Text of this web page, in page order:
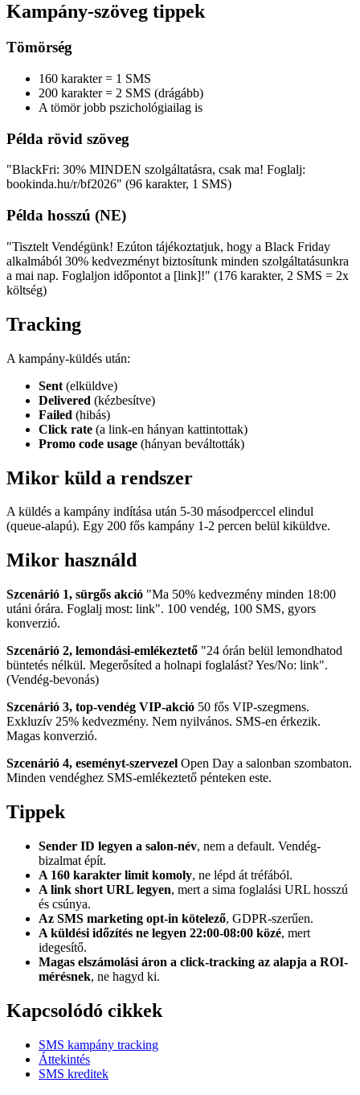
Kampány-szöveg tippek
Tömörség
160 karakter = 1 SMS
200 karakter = 2 SMS (drágább)
A tömör jobb pszichológiailag is
Példa rövid szöveg
"BlackFri: 30% MINDEN szolgáltatásra, csak ma! Foglalj:
bookinda.hu/r/bf2026" (96 karakter, 1 SMS)
Példa hosszú (NE)
"Tisztelt Vendégünk! Ezúton tájékoztatjuk, hogy a Black Friday
alkalmából 30% kedvezményt biztosítunk minden szolgáltatásunkra
a mai nap. Foglaljon időpontot a [link]!" (176 karakter, 2 SMS = 2x
költség)
Tracking
A kampány-küldés után:
Sent (elküldve)
Delivered (kézbesítve)
Failed (hibás)
Click rate (a link-en hányan kattintottak)
Promo code usage (hányan beváltották)
Mikor küld a rendszer
A küldés a kampány indítása után 5-30 másodperccel elindul
(queue-alapú). Egy 200 fős kampány 1-2 percen belül kiküldve.
Mikor használd
Szcenárió 1, sürgős akció "Ma 50% kedvezmény minden 18:00
utáni órára. Foglalj most: link". 100 vendég, 100 SMS, gyors
konverzió.
Szcenárió 2, lemondási-emlékeztető "24 órán belül lemondhatod
büntetés nélkül. Megerősíted a holnapi foglalást? Yes/No: link".
(Vendég-bevonás)
Szcenárió 3, top-vendég VIP-akció 50 fős VIP-szegmens.
Exkluzív 25% kedvezmény. Nem nyilvános. SMS-en érkezik.
Magas konverzió.
Szcenárió 4, eseményt-szervezel Open Day a salonban szombaton.
Minden vendéghez SMS-emlékeztető pénteken este.
Tippek
Sender ID legyen a salon-név, nem a default. Vendég-
bizalmat épít.
A 160 karakter limit komoly, ne lépd át tréfából.
A link short URL legyen, mert a sima foglalási URL hosszú
és csúnya.
Az SMS marketing opt-in kötelező, GDPR-szerűen.
A küldési időzítés ne legyen 22:00-08:00 közé, mert
idegesítő.
Magas elszámolási áron a click-tracking az alapja a ROI-
mérésnek, ne hagyd ki.
Kapcsolódó cikkek
SMS kampány tracking
Áttekintés
SMS kreditek